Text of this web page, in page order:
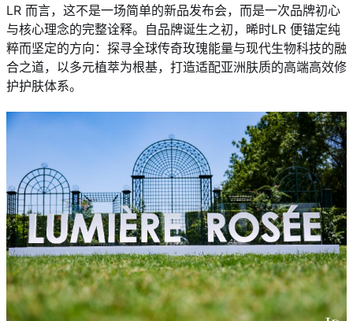
LR 而言，这不是一场简单的新品发布会，而是一次品牌初心
与核心理念的完整诠释。自品牌诞生之初，晞时LR 便锚定纯
粹而坚定的方向：探寻全球传奇玫瑰能量与现代生物科技的融
合之道，以多元植萃为根基，打造适配亚洲肤质的高端高效修
护护肤体系。